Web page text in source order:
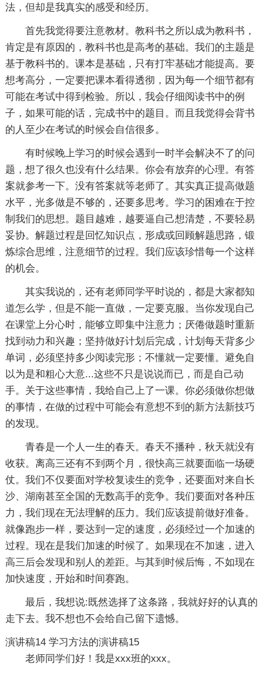
法，但却是我真实的感受和经历。
首先我觉得要注意教材。教科书之所以成为教科书，
肯定是有原因的，教科书也是高考的基础。我们的主题是
基于教科书的。课本是基础，只有打牢基础才能提高。要
想考高分，一定要把课本看得透彻，因为每一个细节都有
可能在考试中得到检验。所以，我会仔细阅读书中的例
子，如果可能的话，完成书中的题目。而且我觉得会背书
的人至少在考试的时候会自信很多。
有时候晚上学习的时候会遇到一时半会解决不了的问
题，想了很久也没有什么结果。你会有放弃的心理。有答
案就参考一下。没有答案就等老师了。其实真正提高做题
水平，光多做是不够的，还要多思考。学习的困难在于控
制我们的思想。题目越难，越要逼自己想清楚，不要轻易
妥协。解题过程是回忆知识点，形成或回顾解题思路，锻
炼综合思维，注意细节的过程。我们应该珍惜每一个这样
的机会。
其实我说的，还有老师同学平时说的，都是大家都知
道怎么学，但是不能一直做，一定要克服。当你发现自己
在课堂上分心时，能够立即集中注意力；厌倦做题时重新
找到动力和兴趣；坚持做好计划后完成，计划每天背多少
单词，必须坚持多少阅读完形；不懂就一定要懂。避免自
以为是和粗心大意...这些不只是说说而已，而是自己动
手。关于这些事情，我给自己上了一课。你必须做你想做
的事情，在做的过程中可能会有意想不到的新方法新技巧
的发现。
青春是一个人一生的春天。春天不播种，秋天就没有
收获。离高三还有不到两个月，很快高三就要面临一场硬
仗。我们不仅要面对学校复读生的竞争，还要面对来自长
沙、湖南甚至全国的无数高手的竞争。我们要面对各种压
力，我们现在无法理解的压力。我们应该提前做好准备。
就像跑步一样，要达到一定的速度，必须经过一个加速的
过程。现在是我们加速的时候了。如果现在不加速，进入
高三后会发现和别人的差距。与其到时候后悔，不如现在
加快速度，开始和时间赛跑。
最后，我想说:既然选择了这条路，我就好好的认真的
走下去。我不想也不会给自己留下遗憾。
演讲稿14
老师同学们好！我是xxx班的xxx。
学习方法的演讲稿15